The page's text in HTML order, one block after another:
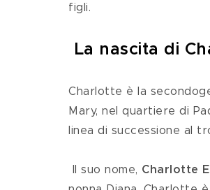
figli.
La nascita di
Charlotte è la
Mary, nel quartiere di
linea di successione al
Il suo nome, Charlotte